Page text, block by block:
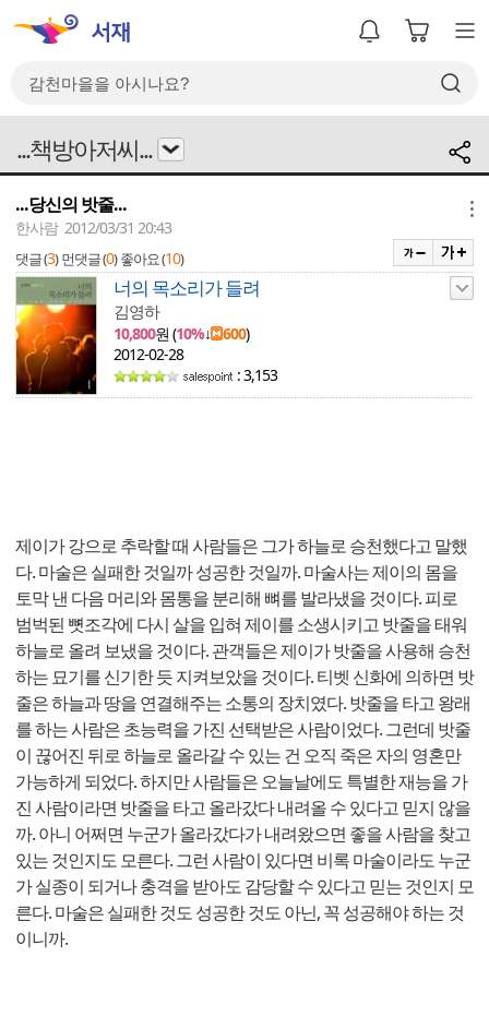
...책방아저씨...
...당신의 밧줄...
한사람 2012/03/31 20:43
댓글 (3) 먼댓글 (0) 좋아요 (10)
너의 목소리가 들려
김영하
10,800원 (10%↓ 600)
2012-02-28
: 3,153
제이가 강으로 추락할 때 사람들은 그가 하늘로 승천했다고 말했
다. 마술은 실패한 것일까 성공한 것일까. 마술사는 제이의 몸을
토막 낸 다음 머리와 몸통을 분리해 뼈를 발라냈을 것이다. 피로
범벅된 뼛조각에 다시 살을 입혀 제이를 소생시키고 밧줄을 태워
하늘로 올려 보냈을 것이다. 관객들은 제이가 밧줄을 사용해 승천
하는 묘기를 신기한 듯 지켜보았을 것이다. 티벳 신화에 의하면 밧
줄은 하늘과 땅을 연결해주는 소통의 장치였다. 밧줄을 타고 왕래
를 하는 사람은 초능력을 가진 선택받은 사람이었다. 그런데 밧줄
이 끊어진 뒤로 하늘로 올라갈 수 있는 건 오직 죽은 자의 영혼만
가능하게 되었다. 하지만 사람들은 오늘날에도 특별한 재능을 가
진 사람이라면 밧줄을 타고 올라갔다 내려올 수 있다고 믿지 않을
까. 아니 어쩌면 누군가 올라갔다가 내려왔으면 좋을 사람을 찾고
있는 것인지도 모른다. 그런 사람이 있다면 비록 마술이라도 누군
가 실종이 되거나 충격을 받아도 감당할 수 있다고 믿는 것인지 모
른다. 마술은 실패한 것도 성공한 것도 아닌, 꼭 성공해야 하는 것
이니까.